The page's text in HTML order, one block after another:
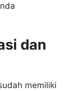
dan
memiliki